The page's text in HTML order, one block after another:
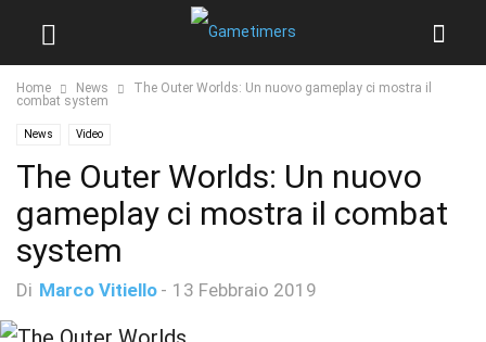
Home News
The Outer Worlds: Un nuovo gameplay ci mostra il
combat system
News Video
The Outer Worlds: Un nuovo
gameplay ci mostra il combat
system
Di Marco Vitiello - 13 Febbraio 2019